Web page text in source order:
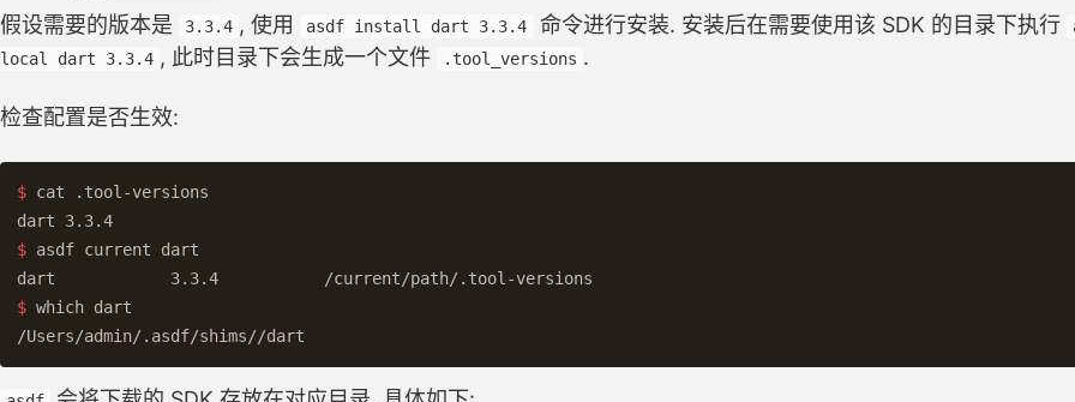
假设需要的版本是 3.3.4 , 使用 asdf install dart 3.3.4 命令进行安装. 安装后在需要使用该 SDK 的目录下执行
local dart 3.3.4 , 此时目录下会生成一个文件 .tool_versions .
检查配置是否生效:
$ cat .tool-versions
dart 3.3.4
$ asdf current dart
$ which dart